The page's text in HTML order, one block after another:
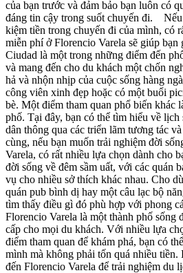
của bạn trước và đảm bảo bạn luôn có
đáng tin cậy trong suốt chuyến đi. Nếu
kiệm tiền trong chuyến đi của mình, có
miễn phí ở Florencio Varela sẽ giúp
Ciudad là một trong những điểm đến
và mang đến cho du khách một chốn
hả và nhộn nhịp của cuộc sống hàng
công viên xinh đẹp hoặc có một buổi
bè. Một điểm tham quan phổ biến khác
phố. Tại đây, bạn có thể tìm hiểu về
dân thông qua các triển lãm tương tác
cùng, nếu bạn muốn trải nghiệm đời
Varela, có rất nhiều lựa chọn dành cho
đời sống về đêm sầm uất, với các quán
vụ cho nhiều sở thích khác nhau. Cho
quán pub bình dị hay một câu lạc bộ
tìm thấy điều gì đó phù hợp với phong
Florencio Varela là một thành phố sống
cấp cho mọi du khách. Với nhiều lựa
điểm tham quan để khám phá, bạn có
mình mà không phải tốn quá nhiều tiền.
đến Florencio Varela để trải nghiệm du